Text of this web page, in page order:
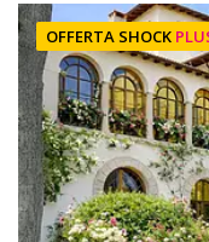
OFFERTA SHOCK